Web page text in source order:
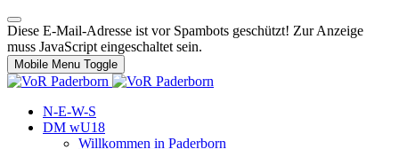
Diese E-Mail-Adresse ist vor Spambots geschützt! Zur Anzeige
muss JavaScript eingeschaltet sein.
Mobile Menu Toggle
N-E-W-S
DM wU18
Willkommen in Paderborn